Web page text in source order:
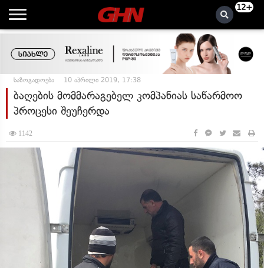
12+
საზოგადოება 10 აპრილი 2019, 17:38
ბაღების მომმარაგებელ კომპანიას საწარმოო
პროცესი შეუჩერდა
1142